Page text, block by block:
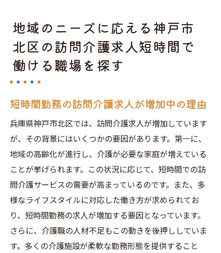
訪問介護求人で短時間勤務を選ぶメリット
神戸市北区の訪問介護求人市場の最新動向
短時間勤務で訪問介護を始めるためのチェ
訪問介護の求人を短時間で探す神戸市北区での
神戸市北区での訪問介護求人の新しいスタ
短時間勤務を活用する新しい働き方の提案
訪問介護でのフレキシブルな働き方とは
短時間勤務がもたらすワークライフバラン
スの改善
神戸市北区で訪問介護の求人を短時間で探
すコツ
地域のニーズに応える神戸市
北区の訪問介護求人短時間で
働ける職場を探す
短時間勤務の訪問介護求人が増加中の理由
兵庫県神戸市北区では、訪問介護求人が増加しています
が、その背景にはいくつかの要因があります。第一に、
地域の高齢化が進行し、介護が必要な家庭が増えている
ことが挙げられます。この状況に応じて、短時間での訪
問介護サービスの需要が高まっているのです。また、多
様なライフスタイルに対応した働き方が求められてお
り、短時間勤務の求人が増加する要因となっています。
さらに、介護職の人材不足もこの動きを後押ししていま
す。多くの介護施設が柔軟な勤務形態を提供すること